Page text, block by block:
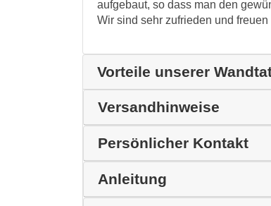
aufgebaut, so dass man den
Wir sind sehr zufrieden und
Vorteile unserer
Versandhinweise
Persönlicher Kontakt
Anleitung